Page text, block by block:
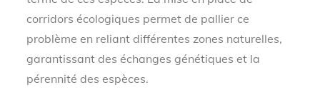
corridors écologiques permet de pallier ce
problème en reliant différentes zones naturelles,
garantissant des échanges génétiques et la
pérennité des espèces.